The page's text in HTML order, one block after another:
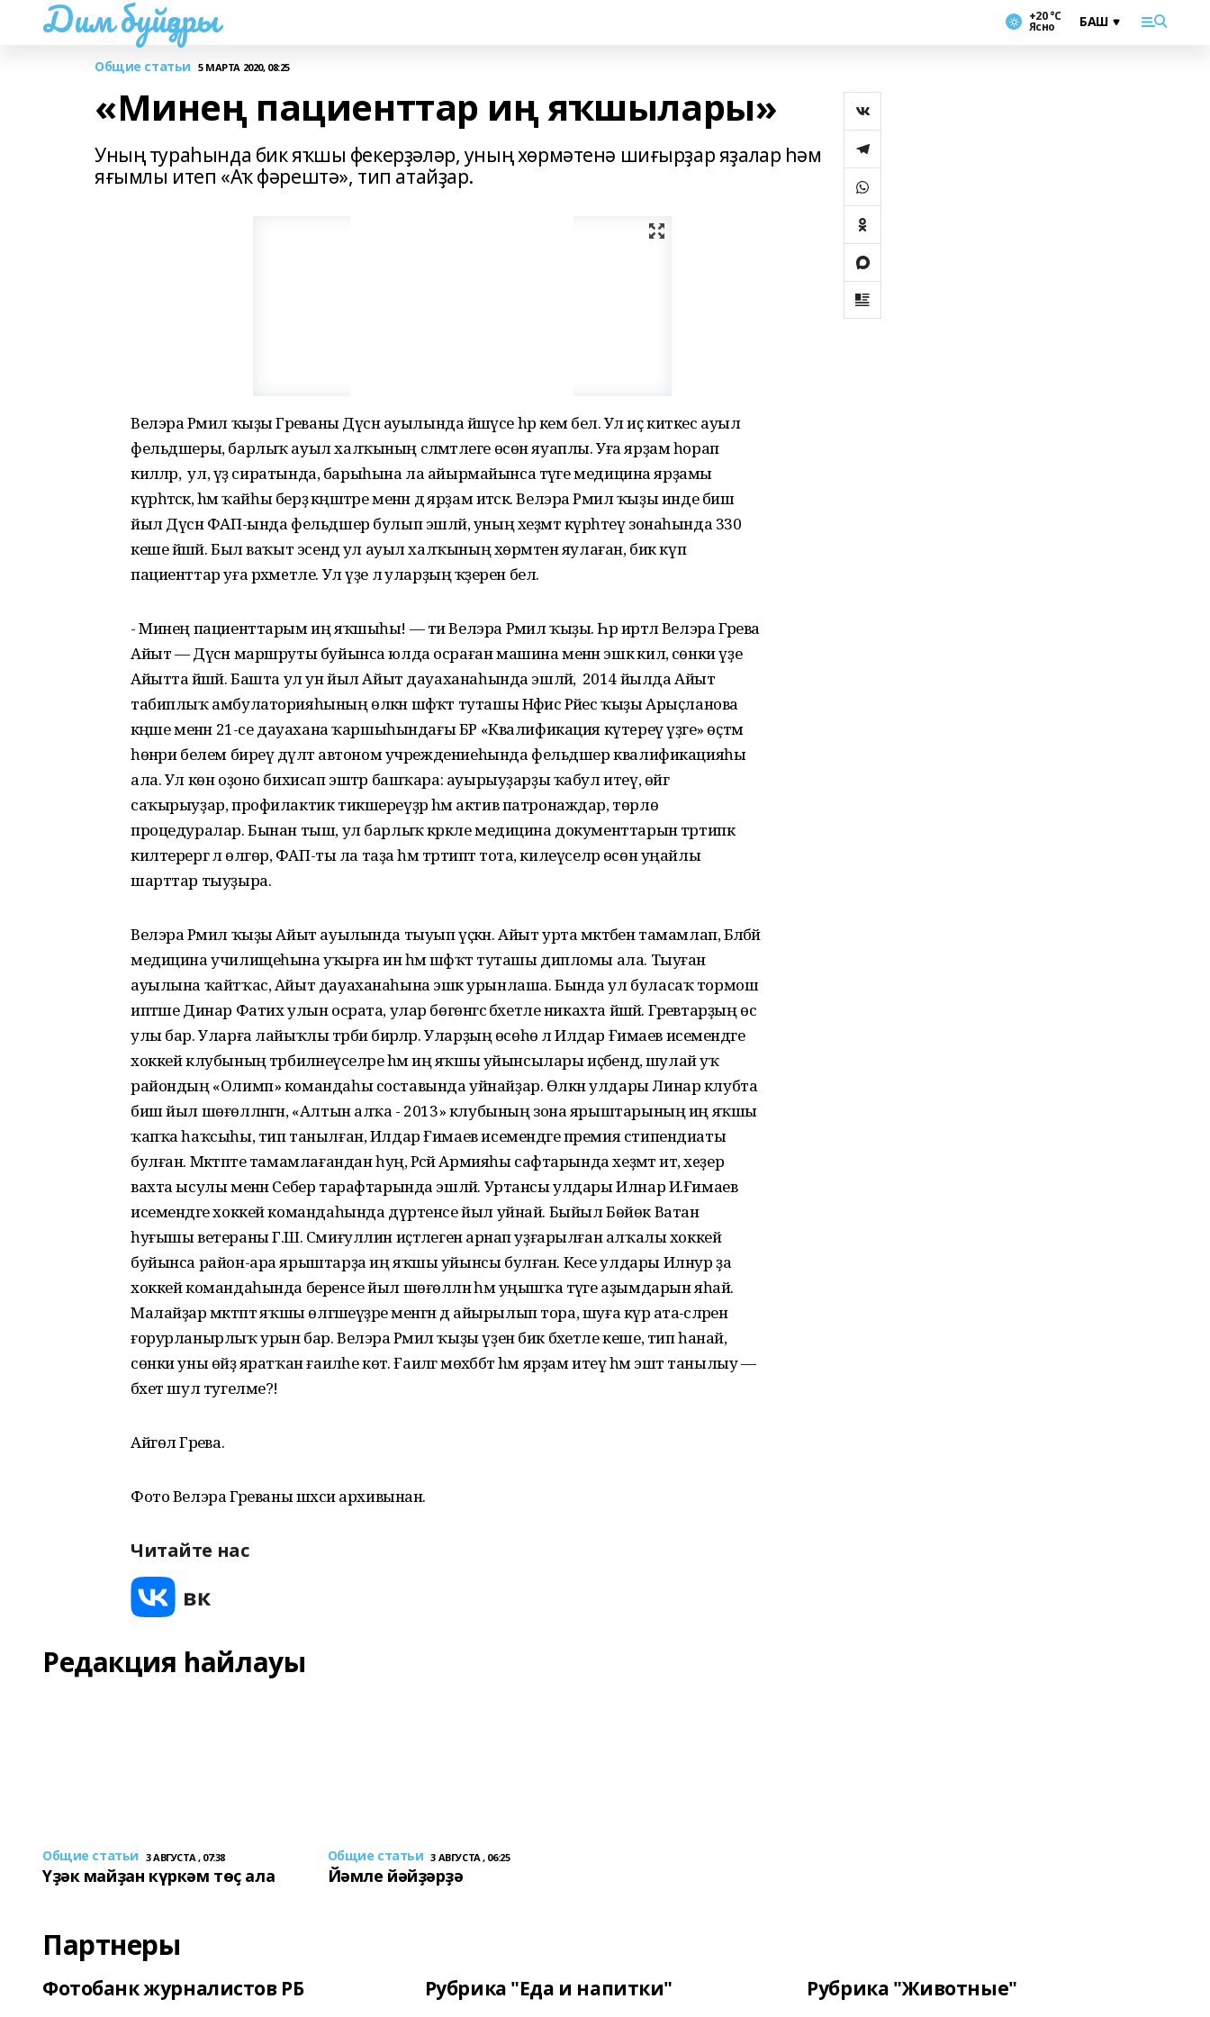
Дим буйҙары +20 °С
Ясно
Общие статьи 5 МАРТА 2020, 08:25
«Минең пациенттар иң яҡшылары»
Уның тураһында бик яҡшы фекерҙәләр, уның хөрмәтенә шиғырҙар яҙалар hәм
яғымлы итеп «Аҡ фәрештә», тип атайҙар.
Велэра Рәмил ҡыҙы Гәрәеваны Дүсән ауылында йәшәүсе hәр кем белә. Ул иҫ киткес ауыл
фельдшеры, барлыҡ ауыл халҡының сәләмәтлеге өсөн яуаплы. Уға ярҙам һорап
киләләр, ә ул, үҙ сиратында, барыһына ла айырмайынса тәүге медицина ярҙамы
күрһәтәсәк, hәм ҡайһы берҙә кәңәштәре менән дә ярҙам итәсәк. Велэра Рәмил ҡыҙы инде биш
йыл Дүсән ФАП-ында фельдшер булып эшләй, уның хеҙмәт күрһәтеү зонаһында 330
кеше йәшәй. Был ваҡыт эсендә ул ауыл халҡының хөрмәтен яулаған, бик күп
пациенттар уға рәхмeтле. Ул үҙе лә уларҙың ҡәҙерен белә.
- Минең пациенттарым иң яҡшыһы! — ти Велэра Рәмил ҡыҙы. Һәр иртәлә Велэра Гәрәева
Айыт — Дүсән маршруты буйынса юлда осраған машина менән эшкә килә, сөнки үҙе
Айытта йәшәй. Башта ул ун йыл Айыт дауаханаһында эшләй, ә 2014 йылда Айыт
табиплыҡ амбулаторияһының өлкән шәфҡәт туташы Нәфисә Рәйес ҡыҙы Арыҫланова
кәңәше менән 21-се дауахана ҡаршыһындағы БР «Квалификация күтeреү үҙәге» өҫтәмә
һөнәри белем биреү дәүләт автоном учреждениеһында фельдшер квалификацияһы
ала. Ул көн оҙоно бихисап эштәр башҡара: ауырыуҙарҙы ҡабул итеү, өйгә
саҡырыуҙар, профилактик тикшереүҙәр hәм актив патронаждар, төрлө
процедуралар. Бынан тыш, ул барлыҡ кәрәкле медицина документтарын тәртипкә
килтерергә лә өлгөрә, ФАП-ты ла таҙа һәм тәртиптә тота, килеүселәр өсөн уңайлы
шарттар тыуҙыра.
Велэра Рәмил ҡыҙы Айыт ауылында тыуып үҫкән. Айыт урта мәктәбен тамамлап, Бәләбәй
медицина училищеһына уҡырға инә һәм шәфҡәт туташы дипломы ала. Тыуған
ауылына ҡайтҡас, Айыт дауаханаһына эшкә урынлаша. Бында ул буласаҡ тормош
иптәше Динар Фатих улын осрата, улар бөгөнгәсә бәхетле никахта йәшәй. Гәрәевтарҙың өс
улы бар. Уларға лайыҡлы тәрбиә бирәләр. Уларҙың өсөһө лә Илдар Ғимаев исемендәге
хоккей клубының тәрбиәләнеүселәре hәм иң яҡшы уйынсылары иҫәбендә, шулай уҡ
райондың «Олимп» командаһы составында уйнайҙар. Өлкән улдары Линар клубта
биш йыл шөғөлләнгән, «Алтын алҡа - 2013» клубының зона ярыштарының иң яҡшы
ҡапҡа һаҡсыһы, тип танылған, Илдар Ғимаев исемендәге премия стипендиаты
булған. Мәктәпте тамамлағандан һуң, Рәсәй Армияһы сафтарында хеҙмәт итә, хeҙер
вахта ысулы менән Себер тарафтарында эшләй. Уртансы улдары Илнар И.Ғимаев
исемендәге хоккей командаһында дүртенсе йыл уйнай. Быйыл Бөйөк Ватан
һуғышы ветераны Г.Ш. Сәмиғуллин иҫтәлегенә арнап уҙғарылған алҡалы хоккей
буйынса район-ара ярыштарҙа иң яҡшы уйынсы булған. Кесе улдары Илнур ҙа
хоккей командаһында беренсе йыл шөғөлләнә һәм уңышҡа тәүге аҙымдарын яһай.
Малайҙар мәктәптә яҡшы өлгәшеүҙәре менгән дә айырылып тора, шуға күрә ата-әсәләренә
ғорурланырлыҡ урын бар. Велэра Рәмил ҡыҙы үҙен бик бәхетле кеше, тип һанай,
сөнки уны өйҙә яратҡан ғаиләһе көтә. Ғаиләгә мөхәббәт hәм ярҙам итеү һәм эштә танылыу —
бәхет шул тyгелме?!
Айгөл Гәрәева.
Фото Велэра Гәрәеваны шәхси архивынан.
Читайте нас
Редакция һайлауы
Общие статьи 3 АВГУСТА , 07:38
Үҙәк майҙан күркәм төҫ ала
Общие статьи 3 АВГУСТА , 06:25
Йәмле йәйҙәрҙә
Партнеры
Фотобанк журналистов РБ Рубрика "Еда и напитки" Рубрика "Животные"